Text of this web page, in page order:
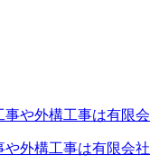
外構工事は有限会